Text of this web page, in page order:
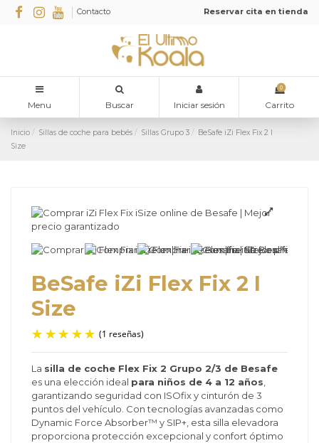
Contacto Reservar cita en tienda
Menu Buscar Iniciar sesión
0
Carrito
Inicio Sillas de coche para bebés Sillas Grupo 3
BeSafe iZi Flex Fix 2 I
Size
BeSafe iZi Flex Fix 2 I
Size
(1 reseñas)
La silla de coche Flex Fix 2 Grupo 2/3 de Besafe
es una elección ideal para niños de 4 a 12 años,
garantizando seguridad con ISOfix y cinturón de 3
puntos del vehículo. Con tecnologías avanzadas como
Dynamic Force Absorber™ y SIP+, esta silla elevadora
proporciona protección excepcional y confort óptimo